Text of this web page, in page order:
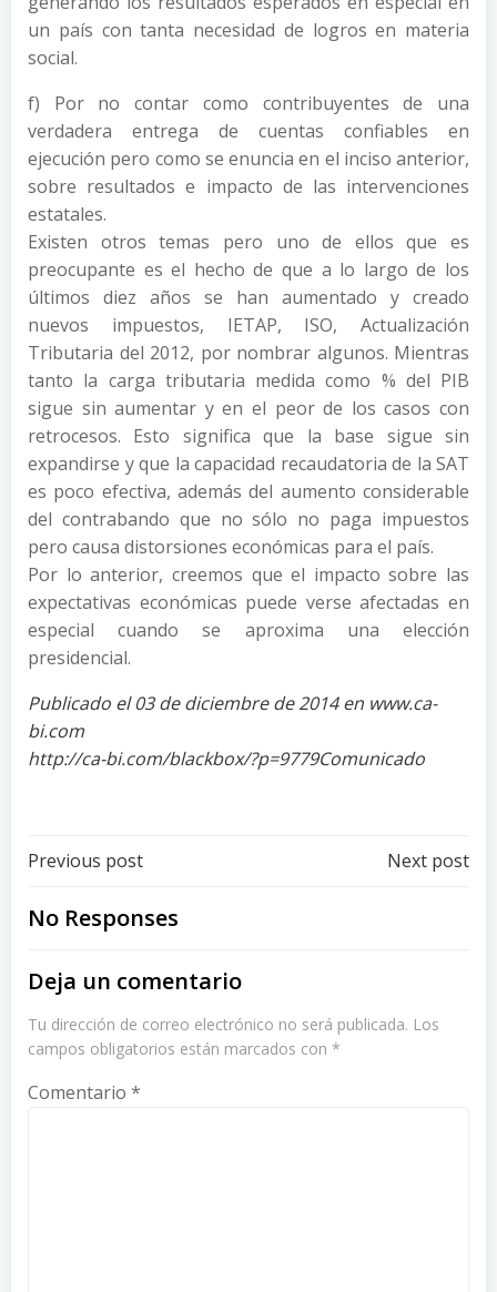
un país con tanta necesidad de logros en materia
social.
f) Por no contar como contribuyentes de una
verdadera entrega de cuentas confiables en
ejecución pero como se enuncia en el inciso anterior,
sobre resultados e impacto de las intervenciones
estatales.
Existen otros temas pero uno de ellos que es
preocupante es el hecho de que a lo largo de los
últimos diez años se han aumentado y creado
nuevos impuestos, IETAP, ISO, Actualización
Tributaria del 2012, por nombrar algunos. Mientras
tanto la carga tributaria medida como % del PIB
sigue sin aumentar y en el peor de los casos con
retrocesos. Esto significa que la base sigue sin
expandirse y que la capacidad recaudatoria de la SAT
es poco efectiva, además del aumento considerable
del contrabando que no sólo no paga impuestos
pero causa distorsiones económicas para el país.
Por lo anterior, creemos que el impacto sobre las
expectativas económicas puede verse afectadas en
especial cuando se aproxima una elección
presidencial.
Publicado el 03 de diciembre de 2014 en www.ca-
bi.com
http://ca-bi.com/blackbox/?p=9779Comunicado
Post
navigation
Previous post Next post
No Responses
Deja un comentario
Tu dirección de correo electrónico no será publicada. Los
campos obligatorios están marcados con *
Comentario *